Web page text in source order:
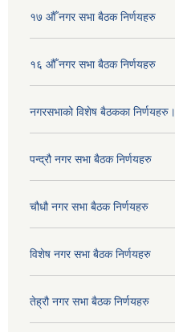
१७ औँ नगर सभा बैठक निर्णयहरु
१६ औँ नगर सभा बैठक निर्णयहरु
नगरसभाको विशेष बैठकका निर्णयहरु।
पन्द्रौ नगर सभा बैठक निर्णयहरु
चौधौ नगर सभा बैठक निर्णयहरु
विशेष नगर सभा बैठक निर्णयहरु
तेह्रौ नगर सभा बैठक निर्णयहरु